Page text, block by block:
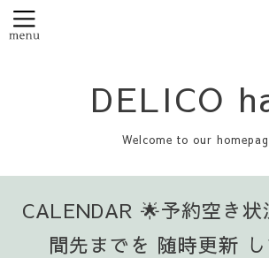
DELICO
Welcome to our
CALENDAR 🌟予約空き
間先までを 随時更新